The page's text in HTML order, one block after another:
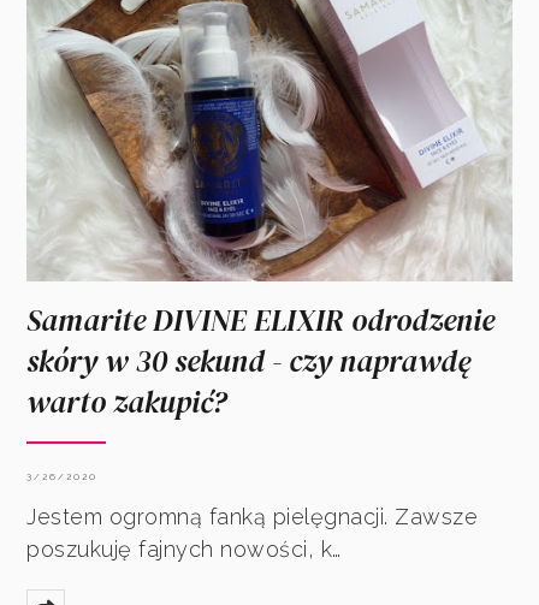
Samarite DIVINE ELIXIR odrodzenie
skóry w 30 sekund - czy naprawdę
warto zakupić?
3/26/2020
Jestem ogromną fanką pielęgnacji. Zawsze
poszukuję fajnych nowości, k…